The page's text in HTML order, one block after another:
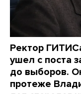
Ректор
ушел с поста
до выборов.
протеже